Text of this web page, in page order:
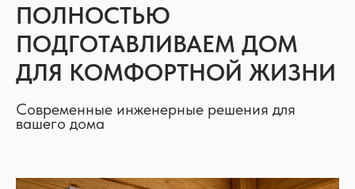
ПОЛНОСТЬЮ
ПОДГОТАВЛИВАЕМ ДОМ
ДЛЯ КОМФОРТНОЙ ЖИЗНИ
Современные инженерные решения для
вашего дома